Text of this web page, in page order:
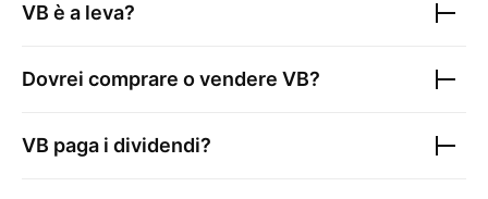
VB è a leva?
Dovrei comprare o vendere VB?
VB paga i dividendi?